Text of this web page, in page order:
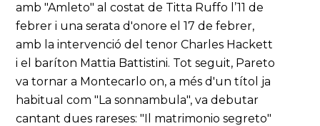
amb "Amleto" al costat de Titta Ruffo l’11 de
febrer i una serata d'onore el 17 de febrer,
amb la intervenció del tenor Charles Hackett
i el baríton Mattia Battistini. Tot seguit, Pareto
va tornar a Montecarlo on, a més d'un títol ja
habitual com "La sonnambula", va debutar
cantant dues rareses: "Il matrimonio segreto"